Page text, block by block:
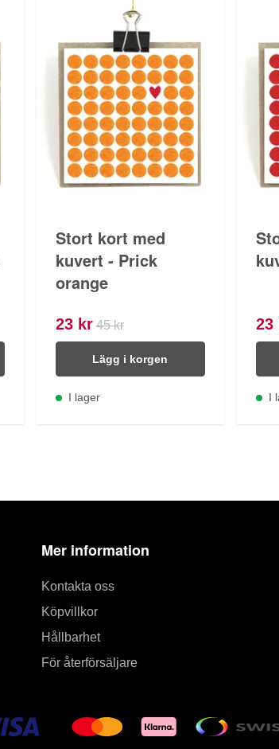
Stort kort med
kuvert - Prick
orange
23 kr 45 kr
Lägg i korgen
I lager
23
I
Mer information
Kontakta oss
Köpvillkor
Hållbarhet
För återförsäljare